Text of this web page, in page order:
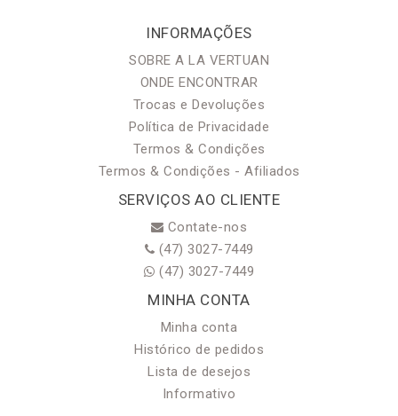
INFORMAÇÕES
SOBRE A LA VERTUAN
ONDE ENCONTRAR
Trocas e Devoluções
Política de Privacidade
Termos & Condições
Termos & Condições - Afiliados
SERVIÇOS AO CLIENTE
Contate-nos
(47) 3027-7449
(47) 3027-7449
MINHA CONTA
Minha conta
Histórico de pedidos
Lista de desejos
Informativo